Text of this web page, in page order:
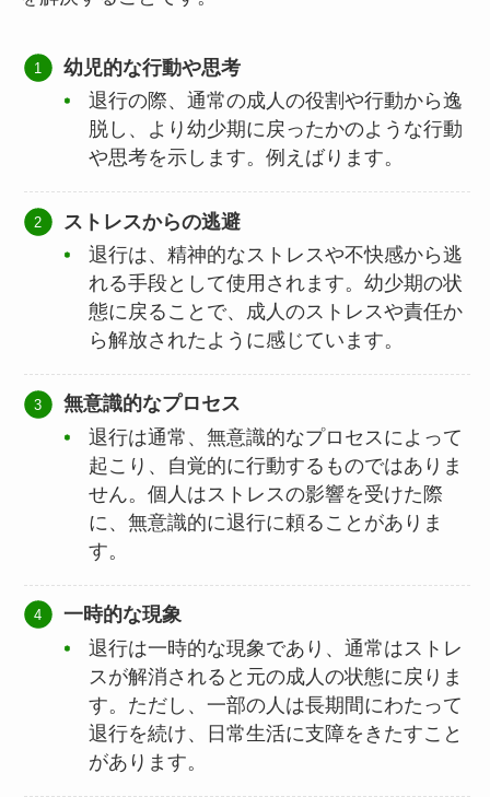
幼児的な行動や思考
退行の際、通常の成人の役割や行動から逸
脱し、より幼少期に戻ったかのような行動
や思考を示します。例えばります。
ストレスからの逃避
退行は、精神的なストレスや不快感から逃
れる手段として使用されます。幼少期の状
態に戻ることで、成人のストレスや責任か
ら解放されたように感じています。
無意識的なプロセス
退行は通常、無意識的なプロセスによって
起こり、自覚的に行動するものではありま
せん。個人はストレスの影響を受けた際
に、無意識的に退行に頼ることがありま
す。
一時的な現象
退行は一時的な現象であり、通常はストレ
スが解消されると元の成人の状態に戻りま
す。ただし、一部の人は長期間にわたって
退行を続け、日常生活に支障をきたすこと
があります。